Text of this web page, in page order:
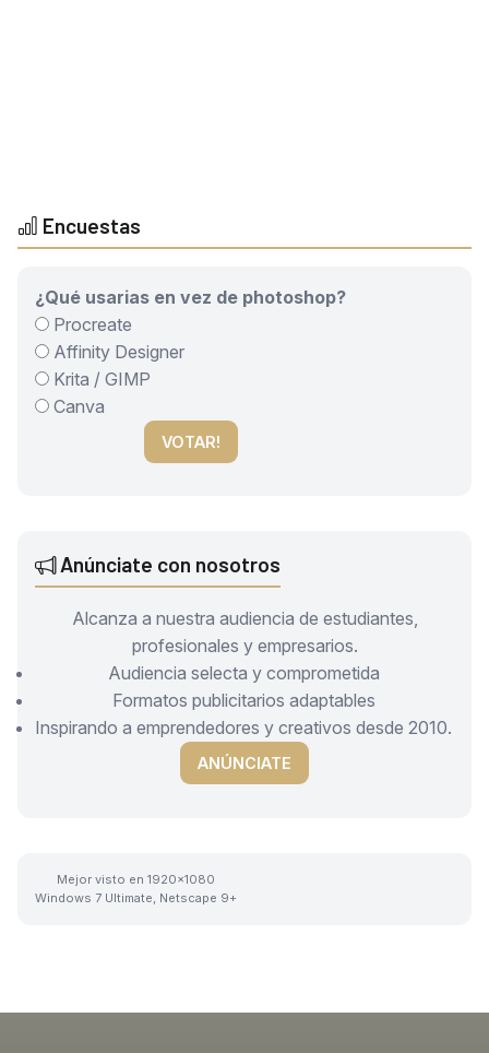
Encuestas
¿Qué usarias en vez de photoshop?
Procreate
Affinity Designer
Krita / GIMP
Canva
VOTAR!
Anúnciate con nosotros
Alcanza a nuestra audiencia de estudiantes,
profesionales y empresarios.
Audiencia selecta y comprometida
Formatos publicitarios adaptables
Inspirando a emprendedores y creativos desde 2010.
ANÚNCIATE
Mejor visto en 1920x1080
Windows 7 Ultimate, Netscape 9+